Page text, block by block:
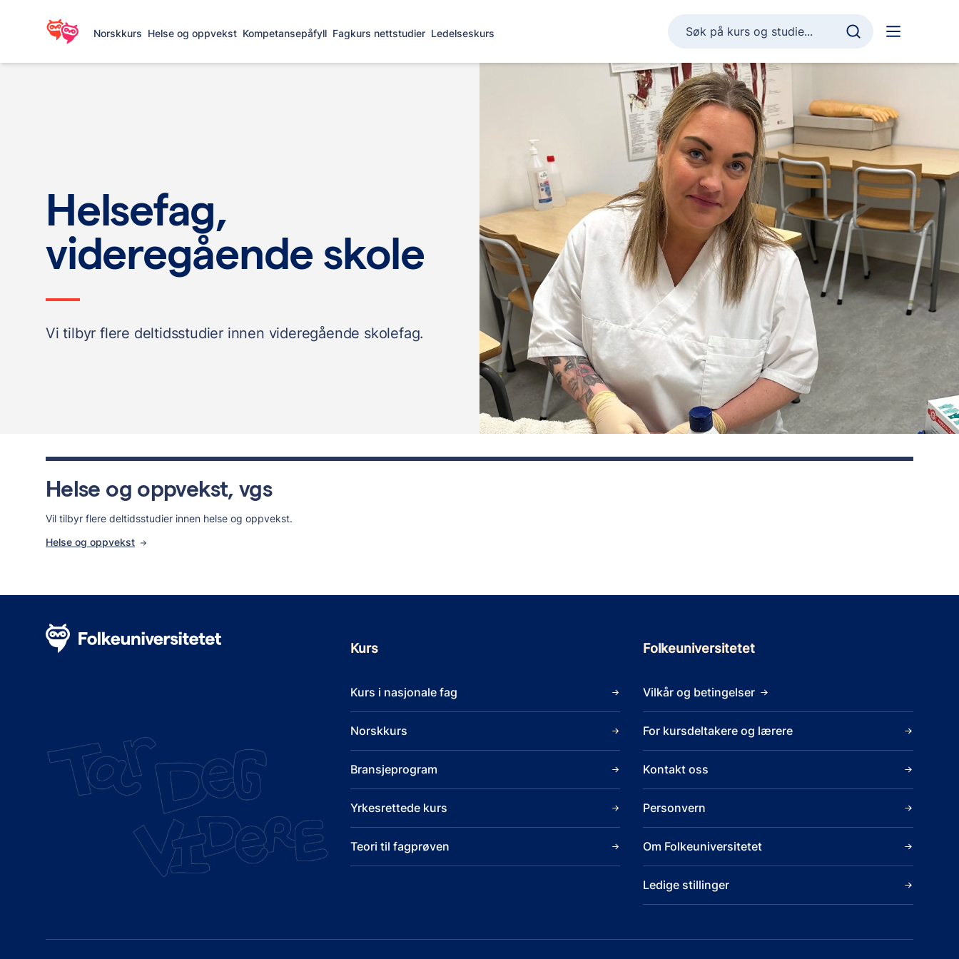
Norskkurs Helse og oppvekst Kompetansepåfyll Fagkurs nettstudier Ledelseskurs Søk på kurs og studie...
Helsefag,
videregående skole
Vi tilbyr flere deltidsstudier innen videregående skolefag.
Helse og oppvekst, vgs
Vil tilbyr flere deltidsstudier innen helse og oppvekst.
Helse og oppvekst
Kurs
Kurs i nasjonale fag
Norskkurs
Bransjeprogram
Yrkesrettede kurs
Teori til fagprøven
Folkeuniversitetet
Vilkår og betingelser
For kursdeltakere og lærere
Kontakt oss
Personvern
Om Folkeuniversitetet
Ledige stillinger